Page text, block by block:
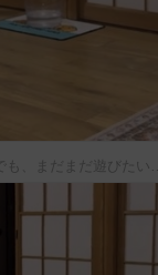
でも、まだまだ遊びたい…